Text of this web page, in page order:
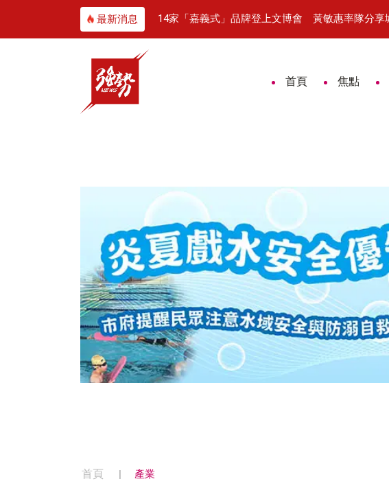
最新消息
智慧製造與無人機技術搶攻歐洲商機14家「嘉義式」品牌登上文博會 黃敏惠率隊分享城市創意力
首頁 焦點
首頁 產業